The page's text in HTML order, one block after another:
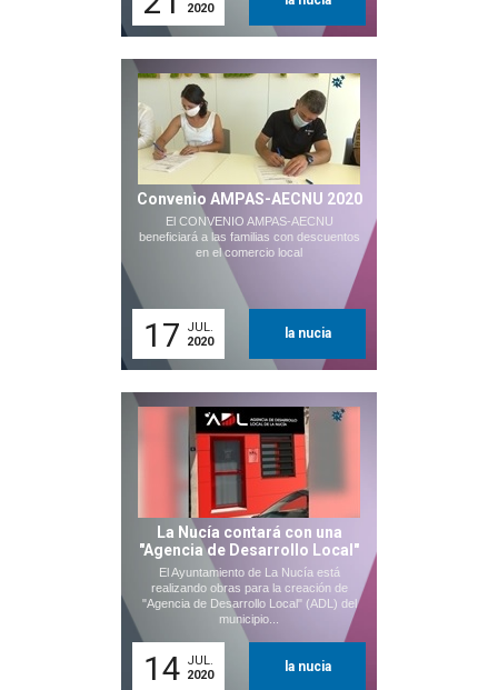
2020
Convenio AMPAS-AECNU 2020
El CONVENIO AMPAS-AECNU
beneficiará a las familias con descuentos
en el comercio local
17
JUL.
2020
la nucia
La Nucía contará con una
"Agencia de Desarrollo Local"
El Ayuntamiento de La Nucía está
realizando obras para la creación de
"Agencia de Desarrollo Local" (ADL) del
municipio...
14 JUL.
2020
la nucia